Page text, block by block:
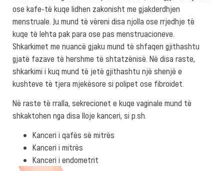
ose kafe-të kuqe lidhen zakonisht me gjakderdhjen
menstruale. Ju mund të vëreni disa njolla ose rrjedhje të
kuqe të lehta pak para ose pas menstruacioneve.
Shkarkimet me nuancë gjaku mund të shfaqen gjithashtu
gjatë fazave të hershme të shtatzënisë. Në disa raste,
shkarkimi i kuq mund të jetë gjithashtu një shenjë e
kushteve të tjera mjekësore si polipet ose fibroidet.
Në raste të rralla, sekrecionet e kuqe vaginale mund të
shkaktohen nga disa lloje kanceri, si p.sh.
Kanceri i qafës së mitrës
Kanceri i mitrës
Kanceri i endometrit